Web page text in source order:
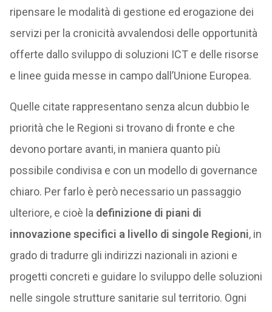
ripensare le modalità di gestione ed erogazione dei
servizi per la cronicità avvalendosi delle opportunità
offerte dallo sviluppo di soluzioni ICT e delle risorse
e linee guida messe in campo dall’Unione Europea.
Quelle citate rappresentano senza alcun dubbio le
priorità che le Regioni si trovano di fronte e che
devono portare avanti, in maniera quanto più
possibile condivisa e con un modello di governance
chiaro. Per farlo è però necessario un passaggio
ulteriore, e cioè la definizione di piani di
innovazione specifici a livello di singole Regioni, in
grado di tradurre gli indirizzi nazionali in azioni e
progetti concreti e guidare lo sviluppo delle soluzioni
nelle singole strutture sanitarie sul territorio. Ogni